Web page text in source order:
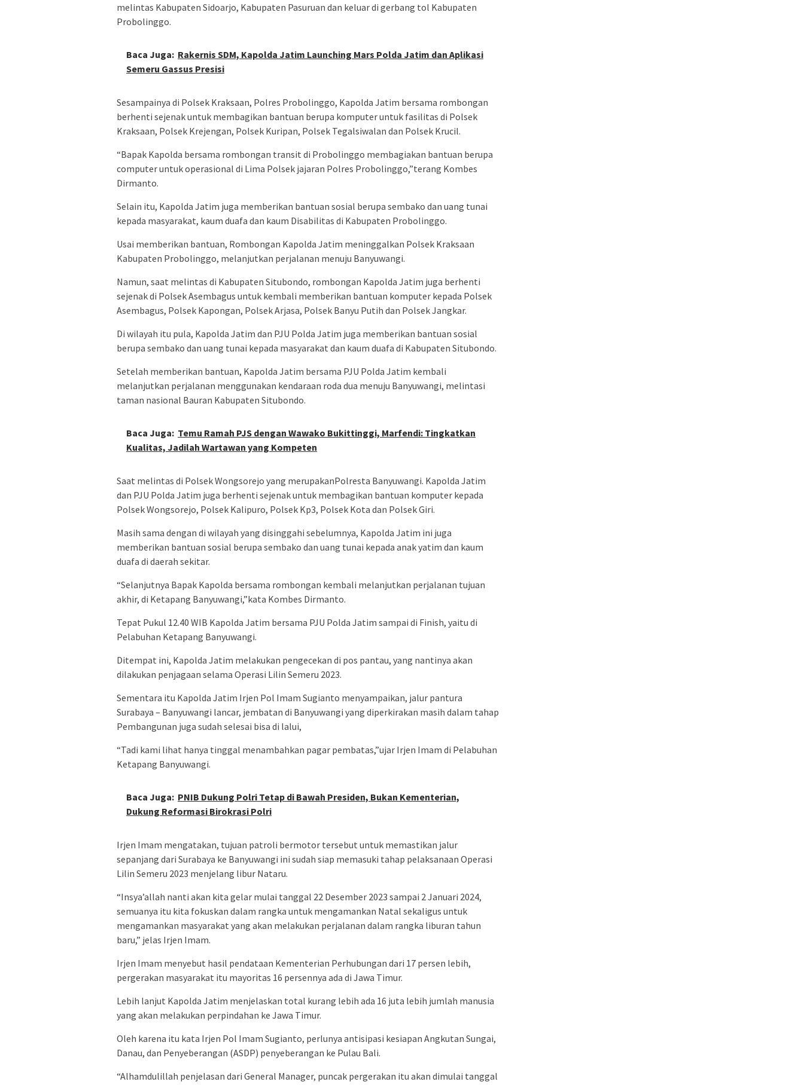
melintas Kabupaten Sidoarjo, Kabupaten Pasuruan dan keluar di gerbang tol Kabupaten
Probolinggo.
Baca Juga: Rakernis SDM, Kapolda Jatim Launching Mars Polda Jatim dan Aplikasi
Semeru Gassus Presisi
Sesampainya di Polsek Kraksaan, Polres Probolinggo, Kapolda Jatim bersama rombongan
berhenti sejenak untuk membagikan bantuan berupa komputer untuk fasilitas di Polsek
Kraksaan, Polsek Krejengan, Polsek Kuripan, Polsek Tegalsiwalan dan Polsek Krucil.
“Bapak Kapolda bersama rombongan transit di Probolinggo membagiakan bantuan berupa
computer untuk operasional di Lima Polsek jajaran Polres Probolinggo,”terang Kombes
Dirmanto.
Selain itu, Kapolda Jatim juga memberikan bantuan sosial berupa sembako dan uang tunai
kepada masyarakat, kaum duafa dan kaum Disabilitas di Kabupaten Probolinggo.
Usai memberikan bantuan, Rombongan Kapolda Jatim meninggalkan Polsek Kraksaan
Kabupaten Probolinggo, melanjutkan perjalanan menuju Banyuwangi.
Namun, saat melintas di Kabupaten Situbondo, rombongan Kapolda Jatim juga berhenti
sejenak di Polsek Asembagus untuk kembali memberikan bantuan komputer kepada Polsek
Asembagus, Polsek Kapongan, Polsek Arjasa, Polsek Banyu Putih dan Polsek Jangkar.
Di wilayah itu pula, Kapolda Jatim dan PJU Polda Jatim juga memberikan bantuan sosial
berupa sembako dan uang tunai kepada masyarakat dan kaum duafa di Kabupaten Situbondo.
Setelah memberikan bantuan, Kapolda Jatim bersama PJU Polda Jatim kembali
melanjutkan perjalanan menggunakan kendaraan roda dua menuju Banyuwangi, melintasi
taman nasional Bauran Kabupaten Situbondo.
Baca Juga: Temu Ramah PJS dengan Wawako Bukittinggi, Marfendi: Tingkatkan
Kualitas, Jadilah Wartawan yang Kompeten
Saat melintas di Polsek Wongsorejo yang merupakanPolresta Banyuwangi. Kapolda Jatim
dan PJU Polda Jatim juga berhenti sejenak untuk membagikan bantuan komputer kepada
Polsek Wongsorejo, Polsek Kalipuro, Polsek Kp3, Polsek Kota dan Polsek Giri.
Masih sama dengan di wilayah yang disinggahi sebelumnya, Kapolda Jatim ini juga
memberikan bantuan sosial berupa sembako dan uang tunai kepada anak yatim dan kaum
duafa di daerah sekitar.
“Selanjutnya Bapak Kapolda bersama rombongan kembali melanjutkan perjalanan tujuan
akhir, di Ketapang Banyuwangi,”kata Kombes Dirmanto.
Tepat Pukul 12.40 WIB Kapolda Jatim bersama PJU Polda Jatim sampai di Finish, yaitu di
Pelabuhan Ketapang Banyuwangi.
Ditempat ini, Kapolda Jatim melakukan pengecekan di pos pantau, yang nantinya akan
dilakukan penjagaan selama Operasi Lilin Semeru 2023.
Sementara itu Kapolda Jatim Irjen Pol Imam Sugianto menyampaikan, jalur pantura
Surabaya – Banyuwangi lancar, jembatan di Banyuwangi yang diperkirakan masih dalam tahap
Pembangunan juga sudah selesai bisa di lalui,
“Tadi kami lihat hanya tinggal menambahkan pagar pembatas,”ujar Irjen Imam di Pelabuhan
Ketapang Banyuwangi.
Baca Juga: PNIB Dukung Polri Tetap di Bawah Presiden, Bukan Kementerian,
Dukung Reformasi Birokrasi Polri
Irjen Imam mengatakan, tujuan patroli bermotor tersebut untuk memastikan jalur
sepanjang dari Surabaya ke Banyuwangi ini sudah siap memasuki tahap pelaksanaan Operasi
Lilin Semeru 2023 menjelang libur Nataru.
“Insya’allah nanti akan kita gelar mulai tanggal 22 Desember 2023 sampai 2 Januari 2024,
semuanya itu kita fokuskan dalam rangka untuk mengamankan Natal sekaligus untuk
mengamankan masyarakat yang akan melakukan perjalanan dalam rangka liburan tahun
baru,” jelas Irjen Imam.
Irjen Imam menyebut hasil pendataan Kementerian Perhubungan dari 17 persen lebih,
pergerakan masyarakat itu mayoritas 16 persennya ada di Jawa Timur.
Lebih lanjut Kapolda Jatim menjelaskan total kurang lebih ada 16 juta lebih jumlah manusia
yang akan melakukan perpindahan ke Jawa Timur.
Oleh karena itu kata Irjen Pol Imam Sugianto, perlunya antisipasi kesiapan Angkutan Sungai,
Danau, dan Penyeberangan (ASDP) penyeberangan ke Pulau Bali.
“Alhamdulillah penjelasan dari General Manager, puncak pergerakan itu akan dimulai tanggal